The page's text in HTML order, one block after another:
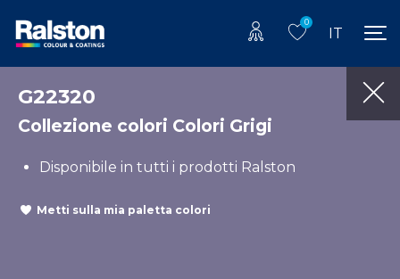
0
IT
G22320
Collezione colori Colori Grigi
Disponibile in tutti i prodotti Ralston
Metti sulla mia paletta colori